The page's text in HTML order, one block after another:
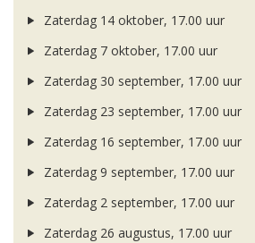
Zaterdag 14 oktober, 17.00 uur
Zaterdag 7 oktober, 17.00 uur
Zaterdag 30 september, 17.00 uur
Zaterdag 23 september, 17.00 uur
Zaterdag 16 september, 17.00 uur
Zaterdag 9 september, 17.00 uur
Zaterdag 2 september, 17.00 uur
Zaterdag 26 augustus, 17.00 uur